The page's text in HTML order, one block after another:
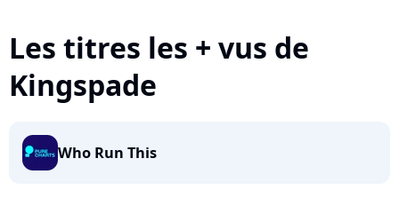
Les titres les + vus de
Kingspade
Who Run This